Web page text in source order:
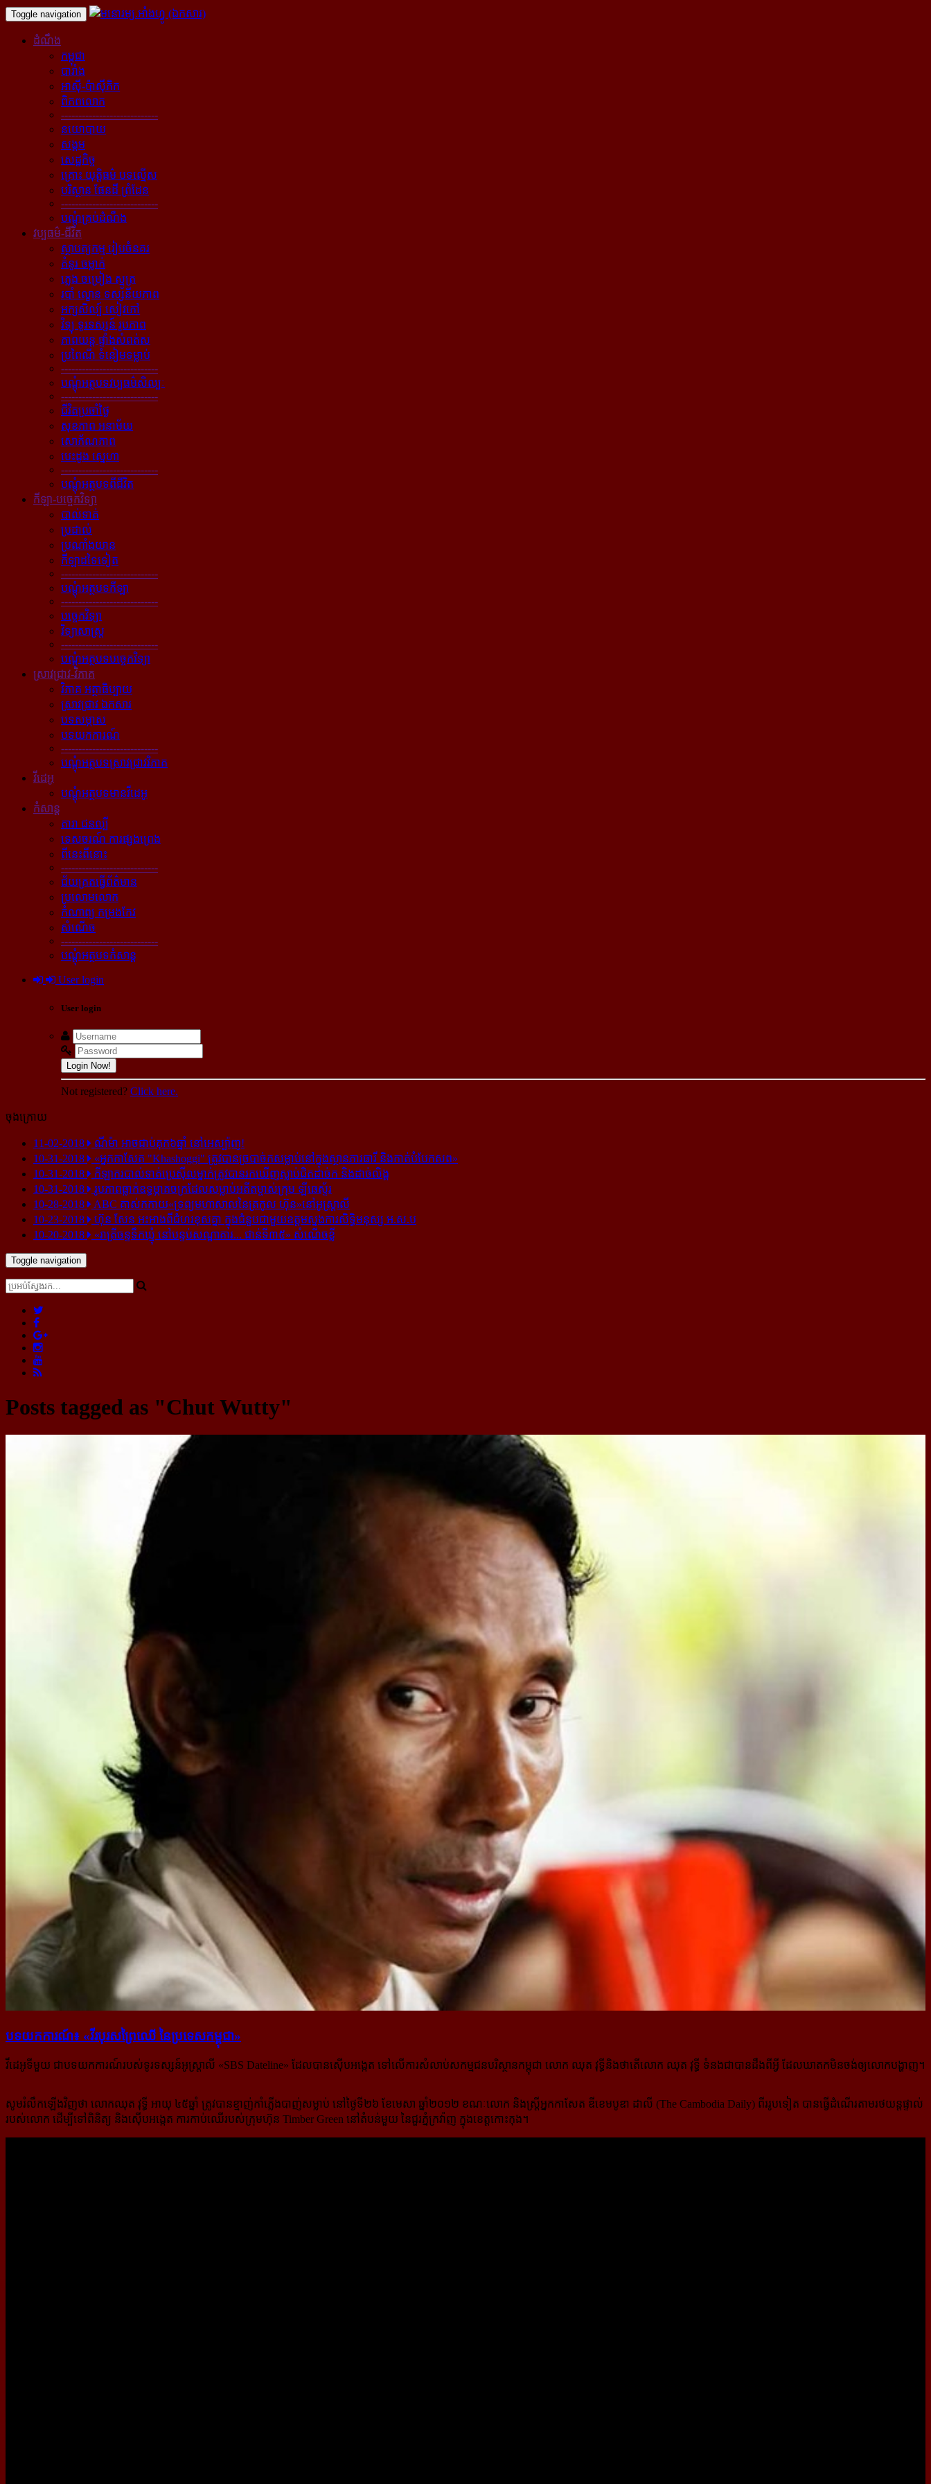
Toggle navigation
ដំណឹង
កម្ពុជា
បារាំង
អាស៊ី-ប៉ាស៊ីភិក
ពិភពលោក
----------------------------
នយោបាយ
សង្គម
សេដ្ឋកិច្ច
គ្រោះ យុត្តិធម៌ បទល្មើស
បរិស្ថាន ផែនដី ព្រំដែន
----------------------------
បណ្ដុំគ្រប់ដំណឹង
វប្បធម៌-ជីវិត
ស្ថាបត្យកម្ម រៀបចំនគរ
គំនូរ ចម្លាក់
ភ្លេង ចម្រៀង ស្មូត្រ
របាំ ល្ខោន ទស្សនីយភាព
អក្សសិល្ប៍ សៀវភៅ
វិទ្យុ ទូរទស្សន៍ រូបភាព
ភាពយន្ដ ផ្ទាំងសំពត់ស
ប្រពៃណី ទំនៀមទម្លាប់
----------------------------
បណ្ដុំអត្ថបទវប្បធម៌សិល្បៈ
----------------------------
ជីវិតប្រចាំថ្ងៃ
សុខភាព អនាម័យ
សោភ័ណភាព
បេះដូង ស្នេហា
----------------------------
បណ្ដុំអត្ថបទពីជីវិត
កីឡា-បច្ចេកវិទ្យា
បាល់ទាត់
ប្រដាល់
ប្រណាំងយាន
កីឡាដទៃទៀត
----------------------------
បណ្ដុំអត្ថបទកីឡា
----------------------------
បច្ចេកវិទ្យា
វិទ្យាសាស្ត្រ
----------------------------
បណ្ដុំអត្ថបទបច្ចេកវិទ្យា
ស្រាវជ្រាវ-វិភាគ
វិភាគ អត្ថាធិប្បាយ
ស្រាវជ្រាវ ឯកសារ
បទសម្ភាស
បទយកការណ៍
----------------------------
បណ្ដុំអត្ថបទស្រាវជ្រាវវិភាគ
វីដេអូ
បណ្ដុំអត្ថបទមានវីដេអូ
កំសាន្ដ
តារា ជនល្បី
ទេសចរណ៍ ការផ្សងព្រេង
ពីនេះពីនោះ
----------------------------
ជ័យគ្រតធ្វើព័ត៌មាន
ប្រលោមលោក
កំណាព្យ កម្រងកែវ
សំណើច
----------------------------
បណ្ដុំអត្ថបទកំសាន្ដ
User login
User login
Login Now!
Not registered? Click here.
ចុងក្រោយ
11-02-2018
ណីម៉ា អាច​ជាប់​គុក​៦ឆ្នាំ នៅ​អេស្ប៉ាញ!
10-31-2018
«អ្នក​កាសែត "Khashoggi" ត្រូវ​បាន​ច្របាច់ក​សម្លាប់​នៅ​ក្នុង​ស្ថាន​ភារធារី និង​កាត់​បំបែក​សព»
10-31-2018
កីឡាករ​បាល់ទាត់​ប្រេស៊ីល​ម្នាក់​ត្រូវ​បាន​រក​ឃើញ​ស្លាប់​ជិត​ដាច់ក និង​ដាច់​លិង្គ
10-31-2018
រូបភាព​ធ្លាក់​ឧទ្ធម្ភាគចក្រ​ដែល​សម្លាប់​អតីត​ម្ចាស់​ក្រុម​ ឡីឆេស្ទ័រ
10-28-2018
ABC គាស់​កកាយ​«ទ្រព្យមហាសាល​នៃ​ត្រកូល ហ៊ុន»​នៅ​អូស្ត្រាលី
10-23-2018
ហ៊ុន សែន អះអាង​ពី​ជំហរ​ខុស​គ្នា ក្នុង​ជំនួប​ជាមួយ​ឧត្តម​ស្នងការ​សិទ្ធិ​មនុស្ស អ.ស.ប
10-20-2018
«រាត្រីចន្ទទឹកឃ្មុំ នៅបន្ទប់សណ្ឋាគារ... ជាន់ទី៣៥» សំណើចខ្លី
Toggle navigation
Posts tagged as "Chut Wutty"
បទ​យកការណ៍៖ «វីរបុរស​ព្រៃឈើ នៃ​ប្រទេស​កម្ពុជា»
វីដេអូទីមួយ ជាបទយកការណ៍របស់ទូរទស្សន៍អូស្ត្រាលី «SBS Dateline» ដែលបានស៊ើបអង្កេត ទៅលើការសំលាប់សកម្មជនបរិស្ថានកម្ពុជា លោក ឈុត វុទ្ធីនិងថាតើលោក ឈុត វុទ្ធី ទំនងជាបានដឹងពីអ្វី ដែលឃាតកមិនចង់ឲ្យលោកបង្ហាញ។
សូមរំលឹកឡើងវិញថា លោកឈុត វុទ្ធី អាយុ ៤៥ឆ្នាំ ត្រូវបានខ្មាញ់កាំភ្លើងបាញ់សម្លាប់ នៅថ្ងៃទី២៦ ខែមេសា ឆ្នាំ២០១២ ខណៈលោក និងស្រ្តីអ្នកកាសែត ឌីខេមបូឌា ដាលី (The Cambodia Daily) ពីររូបទៀត បាន​ធ្វើ​ដំណើរ​តាមរថយន្តផ្ទាល់
របស់លោក ដើម្បីទៅពិនិត្យ និងស៊ើបអង្កេត ការកាប់ឈើរបស់ក្រុមហ៊ុន Timber Green នៅតំបន់មួយ នៃជួរភ្នំក្រវ៉ាញ ក្នុងខេត្តកោះកុង។